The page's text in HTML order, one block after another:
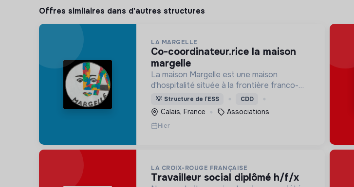
Offres similaires dans d'autres structures
LA MARGELLE
co-coordinateur.rice la maison
margelle
La maison Margelle est une maison
d'hospitalité située à la frontière franco-
britannique qui défend quotidiennement les
valeurs d'accueil auprès des personnes en
situation d'errance.
💡 Structure de l’ESS CDD
Calais, France Associations
Hier
LA CROIX-ROUGE FRANÇAISE
travailleur social diplômé h/f/x